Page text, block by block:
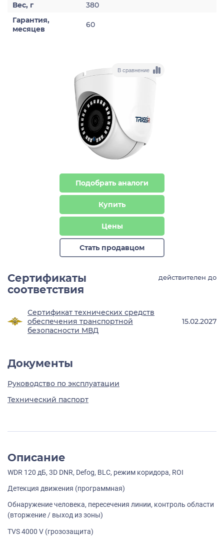
Вес, г
380
Гарантия,
месяцев
60
В сравнение
Подобрать аналоги
Купить
Цены
Стать продавцом
Сертификаты
соответствия
действителен до
Сертификат технических средств
обеспечения транспортной
безопасности МВД
15.02.2027
Документы
Руководство по эксплуатации
Технический паспорт
Описание
WDR 120 дБ, 3D DNR, Defog, BLC, режим коридора, ROI
Детекция движения (программная)
Обнаружение человека, пересечения линии, контроль области
(вторжение / выход из зоны)
TVS 4000 V (грозозащита)